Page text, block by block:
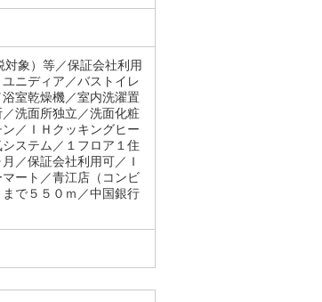
象）等／保証会社利用
ニディア／バストイレ
室乾燥機／室内洗濯置
洗面所独立／洗面化粧
／ＩＨクッキングヒー
ステム／１フロア１住
／保証会社利用可／Ｉ
ート／青江店（コンビ
で５５０ｍ／中国銀行